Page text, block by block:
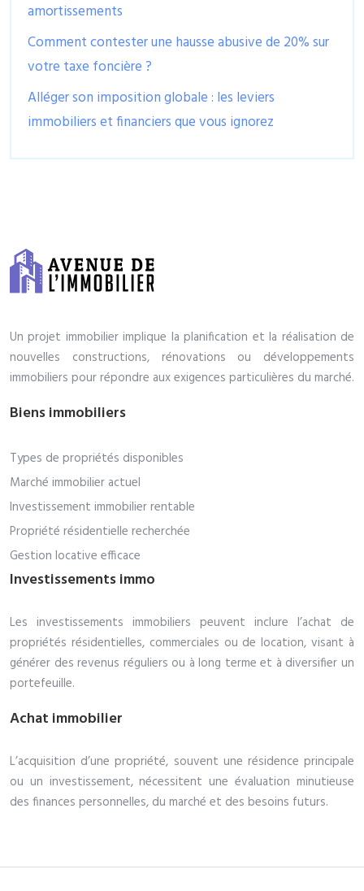
amortissements
Comment contester une hausse abusive de 20% sur
votre taxe foncière ?
Alléger son imposition globale : les leviers
immobiliers et financiers que vous ignorez
Un projet immobilier implique la planification et la réalisation de
nouvelles constructions, rénovations ou développements
immobiliers pour répondre aux exigences particulières du marché.
Biens immobiliers
Types de propriétés disponibles
Marché immobilier actuel
Investissement immobilier rentable
Propriété résidentielle recherchée
Gestion locative efficace
Investissements immo
Les investissements immobiliers peuvent inclure l’achat de
propriétés résidentielles, commerciales ou de location, visant à
générer des revenus réguliers ou à long terme et à diversifier un
portefeuille.
Achat immobilier
L’acquisition d’une propriété, souvent une résidence principale
ou un investissement, nécessitent une évaluation minutieuse
des finances personnelles, du marché et des besoins futurs.